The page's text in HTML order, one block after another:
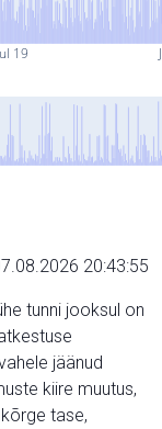
19
20:43:55
tunni jooksul on
jäänud
kiire muutus,
tase,